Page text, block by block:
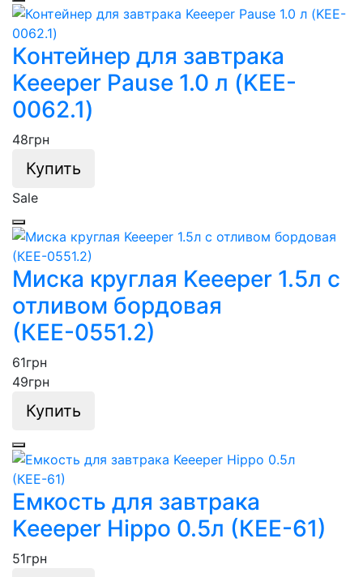
Контейнер для завтрака
Keeeper Pause 1.0 л (KEE-
0062.1)
48грн
Купить
Sale
Миска круглая Keeeper 1.5л с
отливом бордовая
(КЕЕ-0551.2)
61грн
49грн
Купить
Емкость для завтрака
Keeeper Hippo 0.5л (КЕЕ-61)
51грн